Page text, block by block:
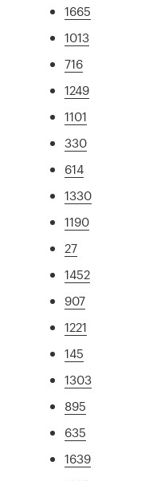
1665
1013
716
1249
1101
330
614
1330
1190
27
1452
907
1221
145
1303
895
635
1639